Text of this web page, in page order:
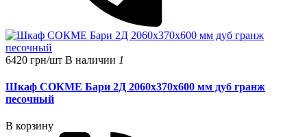
6420 грн/шт В наличии 1
Шкаф СОКМЕ Бари 2Д 2060х370х600 мм дуб гранж
песочный
В корзину